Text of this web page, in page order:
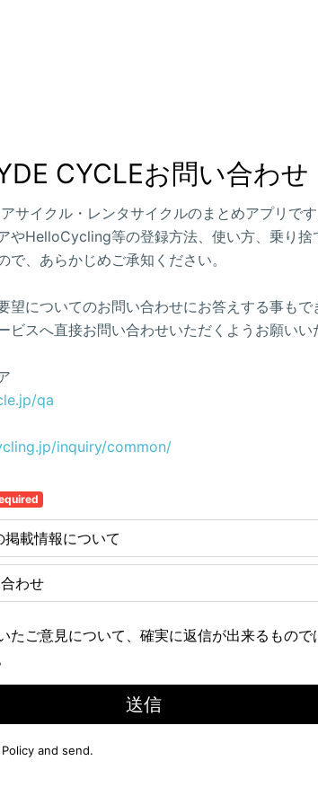
CYCLEお問い合わせ
サイクル・レンタサイクルのまとめアプリです
やHelloCycling等の登録方法、使い方、乗り捨
で、あらかじめご承知ください。
望についてのお問い合わせにお答えする事もで
ビスへ直接お問い合わせいただくようお願いい
qa
inquiry/common/
掲載情報について
わせ
たご意見について、確実に返信が出来るもので
送信
and send.